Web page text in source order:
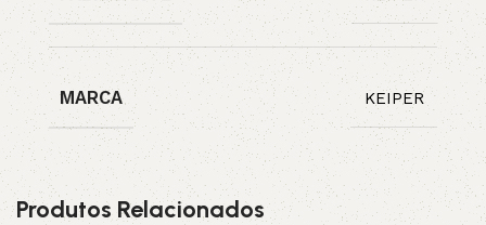
MARCA KEIPER
Produtos Relacionados